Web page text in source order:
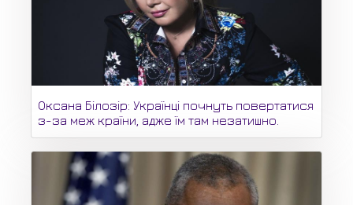
Оксана Білозір: Українці почнуть повертатися
з-за меж країни, адже їм там незатишно.